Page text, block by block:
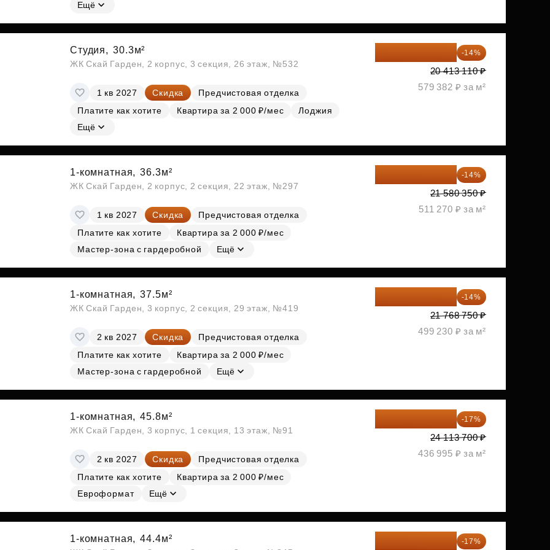
Субсидии
Ещё
Студия, 30.3м²
ЖК Скай Гарден, 2 корпус, 3 секция, 26 этаж, №532
1 кв 2027 Скидка
Предчистовая отделка
Платите как хотите
Квартира за 2 000 ₽/мес
Лоджия
Ещё
-14%
20 413 110 ₽
579 382 ₽ за м²
1-комнатная, 36.3м²
ЖК Скай Гарден, 2 корпус, 2 секция, 22 этаж, №297
1 кв 2027 Скидка
Предчистовая отделка
Платите как хотите
Квартира за 2 000 ₽/мес
Мастер-зона с гардеробной
Ещё
-14%
21 580 350 ₽
511 270 ₽ за м²
1-комнатная, 37.5м²
ЖК Скай Гарден, 3 корпус, 2 секция, 29 этаж, №419
2 кв 2027 Скидка
Предчистовая отделка
Платите как хотите
Квартира за 2 000 ₽/мес
Мастер-зона с гардеробной
Ещё
-14%
21 768 750 ₽
499 230 ₽ за м²
1-комнатная, 45.8м²
ЖК Скай Гарден, 3 корпус, 1 секция, 13 этаж, №91
2 кв 2027 Скидка
Предчистовая отделка
Платите как хотите
Квартира за 2 000 ₽/мес
Евроформат
Ещё
-17%
24 113 700 ₽
436 995 ₽ за м²
1-комнатная, 44.4м² -17%